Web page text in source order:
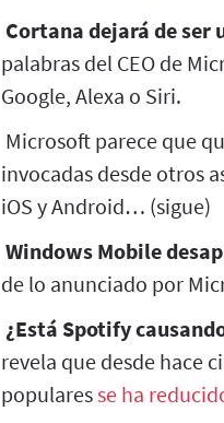
Cortana dejará de ser
palabras del CEO de
Google, Alexa o Siri.
Microsoft parece que
invocadas desde otros
iOS y Android… (sigue)
Windows Mobile
de lo anunciado por
¿Está Spotify
revela que desde hace
popularesse ha